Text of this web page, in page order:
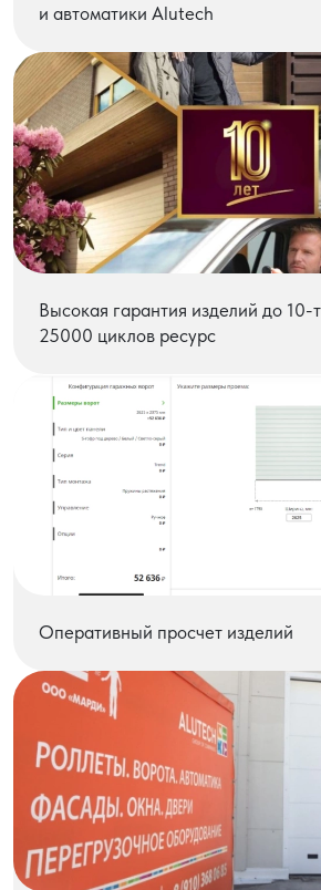
и автоматики Alutech
Высокая гарантия изделий до 10-
25000 циклов ресурс
Оперативный просчет изделий